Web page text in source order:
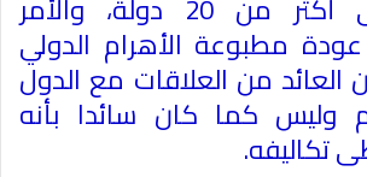
مطبوعة الأهرام الدولي
العائد من العلاقات مع الدول
وليس كما كان سائدا بأنه
تكاليفه.